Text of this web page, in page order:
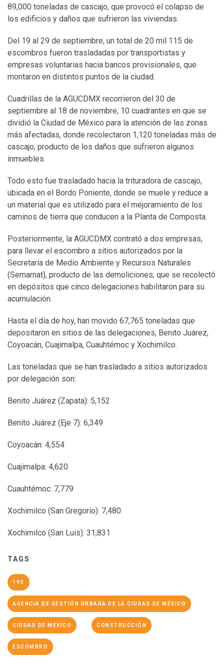
89,000 toneladas de cascajo, que provocó el colapso de
los edificios y daños que sufrieron las viviendas.
Del 19 al 29 de septiembre, un total de 20 mil 115 de
escombros fueron trasladadas por transportistas y
empresas voluntarias hacia bancos provisionales, que
montaron en distintos puntos de la ciudad.
Cuadrillas de la AGUCDMX recorrieron del 30 de
septiembre al 18 de noviembre, 10 cuadrantes en que se
dividió la Ciudad de México para la atención de las zonas
más afectadas, donde recolectaron 1,120 toneladas más de
cascajo, producto de los daños que sufrieron algunos
inmuebles.
Todo esto fue trasladado hacia la trituradora de cascajo,
ubicada en el Bordo Poniente, donde se muele y reduce a
un material que es utilizado para el mejoramiento de los
caminos de tierra que conducen a la Planta de Composta.
Posteriormente, la AGUCDMX contrató a dos empresas,
para llevar el escombro a sitios autorizados por la
Secretaría de Medio Ambiente y Recursos Naturales
(Semarnat), producto de las demoliciones, que se recolectó
en depósitos que cinco delegaciones habilitaron para su
acumulación.
Hasta el día de hoy, han movido 67,765 toneladas que
depositaron en sitios de las delegaciones, Benito Juárez,
Coyoacán, Cuajimalpa, Cuauhtémoc y Xochimilco.
Las toneladas que se han trasladado a sitios autorizados
por delegación son:
Benito Juárez (Zapata): 5,152
Benito Juárez (Eje 7): 6,349
Coyoacán: 4,554
Cuajimalpa: 4,620
Cuauhtémoc: 7,779
Xochimilco (San Gregorio): 7,480
Xochimilco (San Luis): 31,831
TAGS
19S
AGENCIA DE GESTIÓN URBANA DE LA CIUDAD DE MÉXICO
CIUDAD DE MÉXICO CONSTRUCCIÓN
ESCOMBRO